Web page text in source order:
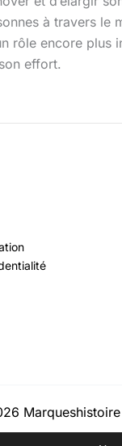
à travers le
rôle encore plus
effort.
Marqueshistoire